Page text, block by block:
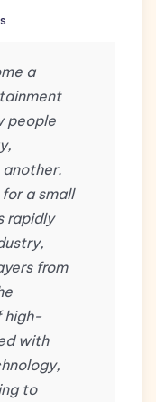
a
people
a small
rapidly
from
high-
with
to